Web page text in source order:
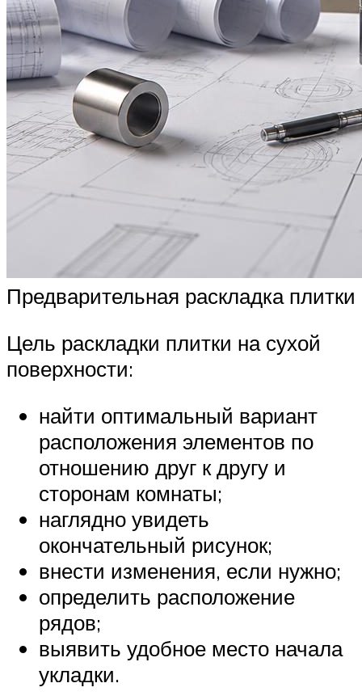
Предварительная раскладка плитки
Цель раскладки плитки на сухой
поверхности:
найти оптимальный вариант
расположения элементов по
отношению друг к другу и
сторонам комнаты;
наглядно увидеть
окончательный рисунок;
внести изменения, если нужно;
определить расположение
рядов;
выявить удобное место начала
укладки.